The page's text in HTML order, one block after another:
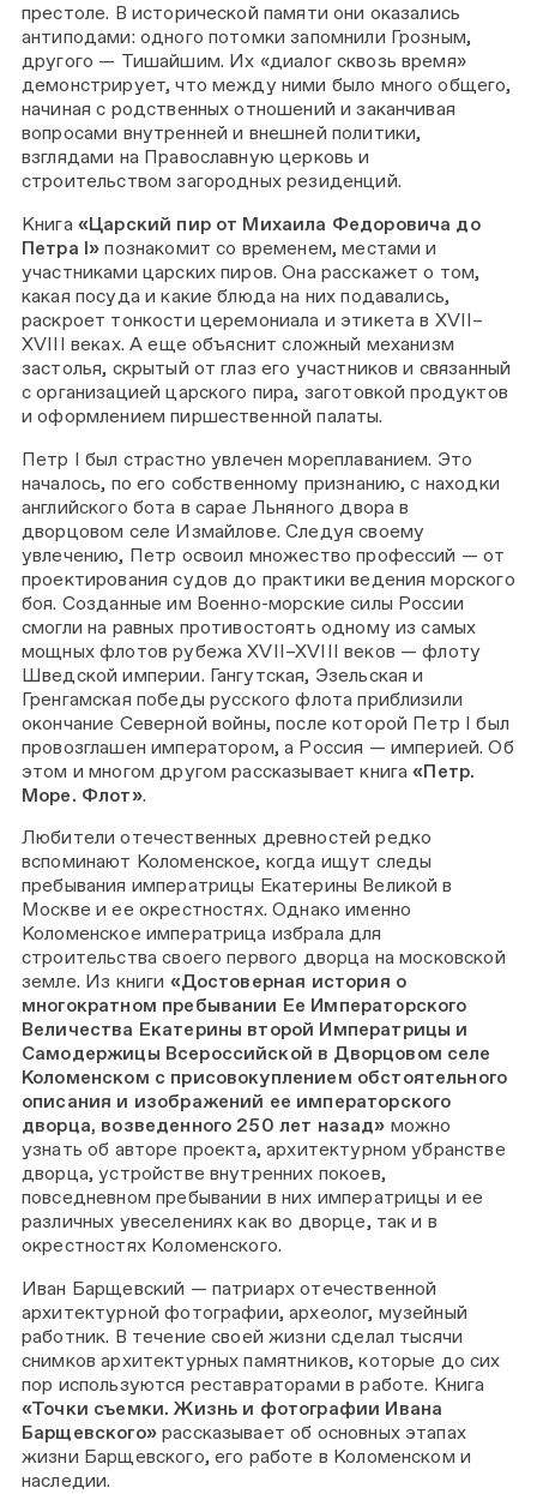
престоле. В исторической памяти они оказались
антиподами: одного потомки запомнили Грозным,
другого — Тишайшим. Их «диалог сквозь время»
демонстрирует, что между ними было много общего,
начиная с родственных отношений и заканчивая
вопросами внутренней и внешней политики,
взглядами на Православную церковь и
строительством загородных резиденций.
Книга «Царский пир от Михаила Федоровича до
Петра I» познакомит со временем, местами и
участниками царских пиров. Она расскажет о том,
какая посуда и какие блюда на них подавались,
раскроет тонкости церемониала и этикета в XVII–
XVIII веках. А еще объяснит сложный механизм
застолья, скрытый от глаз его участников и связанный
с организацией царского пира, заготовкой продуктов
и оформлением пиршественной палаты.
Петр I был страстно увлечен мореплаванием. Это
началось, по его собственному признанию, с находки
английского бота в сарае Льняного двора в
дворцовом селе Измайлове. Следуя своему
увлечению, Петр освоил множество профессий — от
проектирования судов до практики ведения морского
боя. Созданные им Военно-морские силы России
смогли на равных противостоять одному из самых
мощных флотов рубежа XVII–XVIII веков — флоту
Шведской империи. Гангутская, Эзельская и
Гренгамская победы русского флота приблизили
окончание Северной войны, после которой Петр I был
провозглашен императором, а Россия — империей. Об
этом и многом другом рассказывает книга«Петр.
Море. Флот».
Любители отечественных древностей редко
вспоминают Коломенское, когда ищут следы
пребывания императрицы Екатерины Великой в
Москве и ее окрестностях. Однако именно
Коломенское императрица избрала для
строительства своего первого дворца на московской
земле. Из книги «Достоверная история о
многократном пребывании Ее Императорского
Величества Екатерины второй Императрицы и
Самодержицы Всероссийской в Дворцовом селе
Коломенском с присовокуплением обстоятельного
описания и изображений ее императорского
дворца, возведенного 250 лет назад» можно
узнать об авторе проекта, архитектурном убранстве
дворца, устройстве внутренних покоев,
повседневном пребывании в них императрицы и ее
различных увеселениях как во дворце, так и в
окрестностях Коломенского.
Иван Барщевский — патриарх отечественной
архитектурной фотографии, археолог, музейный
работник. В течение своей жизни сделал тысячи
снимков архитектурных памятников, которые до сих
пор используются реставраторами в работе. Книга
«Точки съемки. Жизнь и фотографии Ивана
Барщевского»рассказывает об основных этапах
жизни Барщевского, его работе в Коломенском и
наследии.